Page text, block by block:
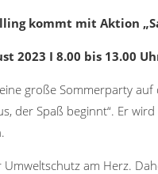
kommt mit Aktion
2023 I 8.00 bis 13.00
große Sommerparty
der Spaß beginnt“. Er
am Herz.